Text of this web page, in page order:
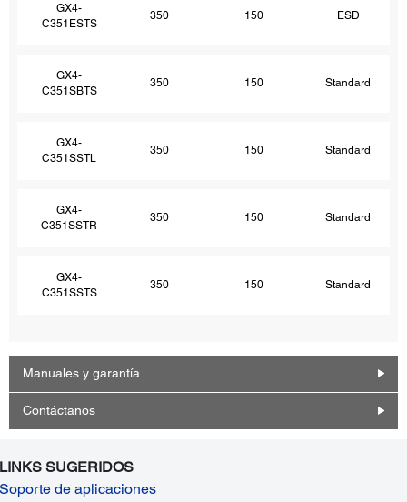
GX4-
C351ESTS
350 150 ESD
GX4-
C351SBTS
350 150 Standard
GX4-
C351SSTL
350 150 Standard
GX4-
C351SSTR
350 150 Standard
GX4-
C351SSTS
350 150 Standard
Manuales y garantía
Contáctanos
LINKS SUGERIDOS
Soporte de aplicaciones